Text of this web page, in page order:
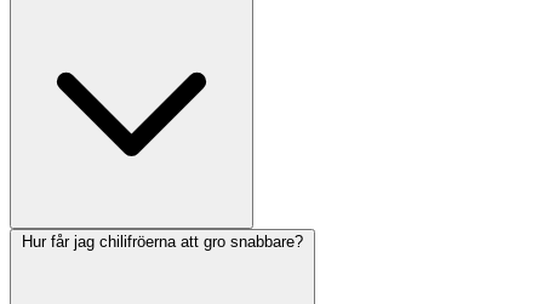
Hur får jag chilifröerna att gro snabbare?